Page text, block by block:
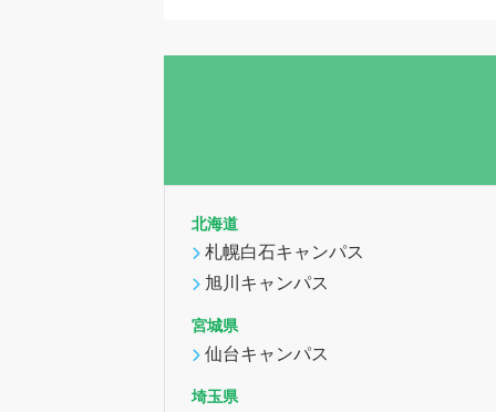
北海道
札幌白石キャンパス
旭川キャンパス
宮城県
仙台キャンパス
埼玉県